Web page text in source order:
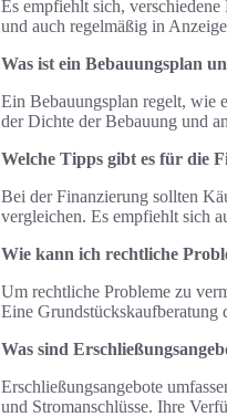
Es empfiehlt sich,
und auch regelmäßig in
Was ist ein Bebauungsplan
Ein Bebauungsplan regelt, wie
der Dichte der Bebauung und
Welche Tipps gibt es für die
Bei der Finanzierung sollten
vergleichen. Es empfiehlt sich
Wie kann ich rechtliche
Um rechtliche Probleme zu
Eine Grundstückskaufberatung
Was sind
Erschließungsangebote
und Stromanschlüsse. Ihre